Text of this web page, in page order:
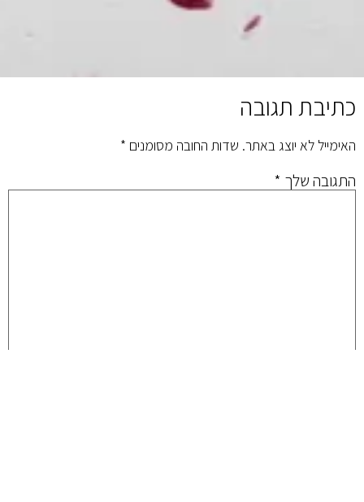
כתיבת תגובה
האימייל לא יוצג באתר. שדות החובה מסומנים *
התגובה שלך *